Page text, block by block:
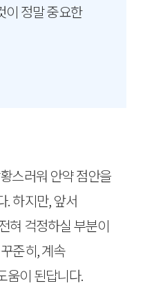
이 정말 중요한
스러워 안약 점안을
. 하지만, 앞서
혀 걱정하실 부분이
준히, 계속
움이 된답니다.